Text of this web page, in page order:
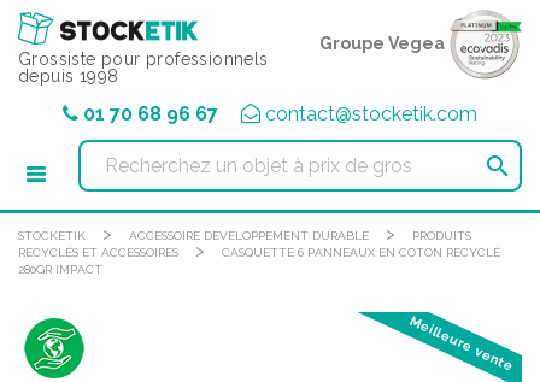
Grossiste pour professionnels
depuis 1998
Groupe Vegea
01 70 68 96 67 contact@stocketik.com

STOCKETIK > ACCESSOIRE DÉVELOPPEMENT DURABLE >
PRODUITS
RECYCLÉS ET ACCESSOIRES
>
CASQUETTE 6 PANNEAUX EN COTON RECYCLÉ
280GR IMPACT
Meilleure vente
Panneau de gestion des cookies